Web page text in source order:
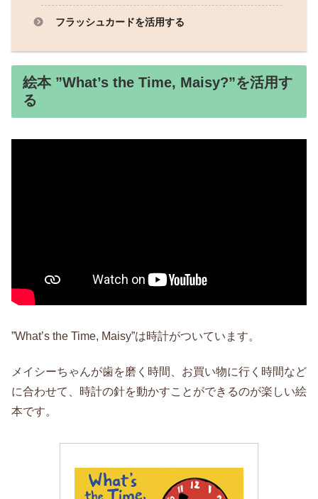
フラッシュカードを活用する
絵本 ”What’s the Time, Maisy?”を活用す
る
”What’s the Time, Maisy”は時計がついています。
メイシーちゃんが歯を磨く時間、お買い物に行く時間など
に合わせて、時計の針を動かすことができるのが楽しい絵
本です。